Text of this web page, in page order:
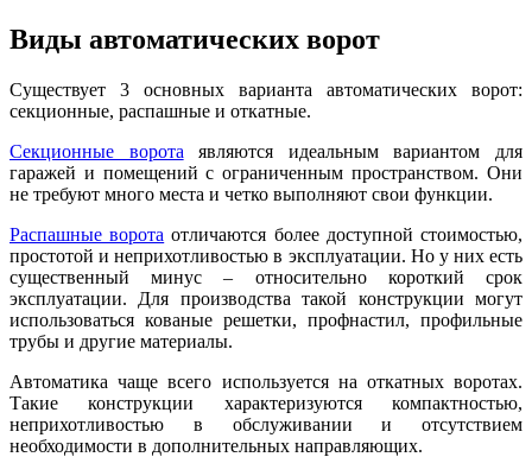
Виды автоматических ворот
Существует 3 основных варианта автоматических ворот:
секционные, распашные и откатные.
Секционные ворота являются идеальным вариантом для
гаражей и помещений с ограниченным пространством. Они
не требуют много места и четко выполняют свои функции.
Распашные ворота отличаются более доступной стоимостью,
простотой и неприхотливостью в эксплуатации. Но у них есть
существенный минус – относительно короткий срок
эксплуатации. Для производства такой конструкции могут
использоваться кованые решетки, профнастил, профильные
трубы и другие материалы.
Автоматика чаще всего используется на откатных воротах.
Такие конструкции характеризуются компактностью,
неприхотливостью в обслуживании и отсутствием
необходимости в дополнительных направляющих.